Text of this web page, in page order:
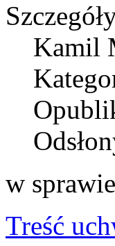
Kamil
w
Treść